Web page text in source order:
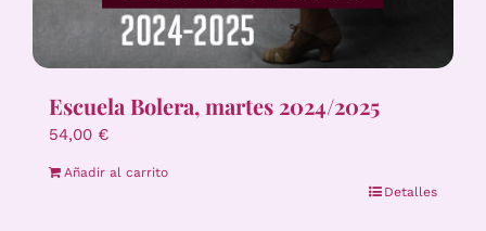
Escuela Bolera, martes 2024/2025
54,00 €
Añadir al carrito
Detalles